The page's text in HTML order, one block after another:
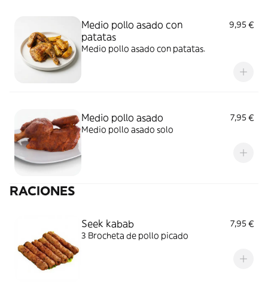
Medio pollo asado con
patatas
9,95 €
Medio pollo asado con patatas.
Medio pollo asado
7,95 €
Medio pollo asado solo
RACIONES
Seek kabab
7,95 €
3 Brocheta de pollo picado